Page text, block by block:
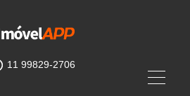
11 99829-2706